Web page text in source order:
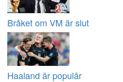
Bråket om VM är slut
Haaland är populär